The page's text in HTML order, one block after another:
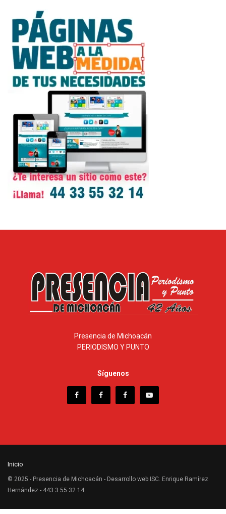
Presencia de Michoacán
PERIODISMO Y PUNTO
Síguenos
Inicio
© 2025 - Presencia de Michoacán - Desarrollo web ISC. Enrique Ramírez
Hernández - 443 3 55 32 14